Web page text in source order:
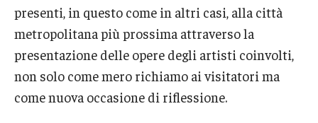
presenti, in questo come in altri casi, alla città
metropolitana più prossima attraverso la
presentazione delle opere degli artisti coinvolti,
non solo come mero richiamo ai visitatori ma
come nuova occasione di riflessione.